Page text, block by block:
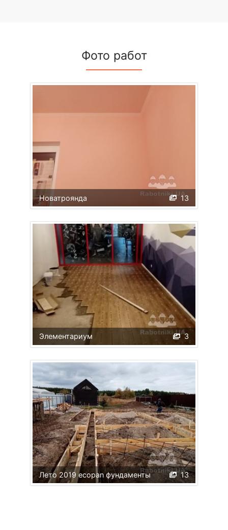
Фото работ
13
Новатроянда
3
Элементариум
13
Лето 2019 ecopan фундаменты